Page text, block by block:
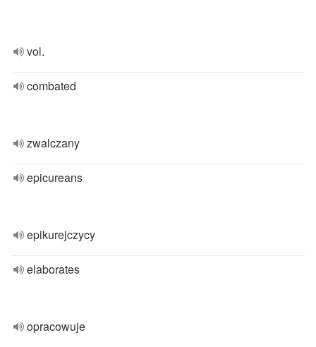
vol.
combated
zwalczany
epicureans
epikurejczycy
elaborates
opracowuje